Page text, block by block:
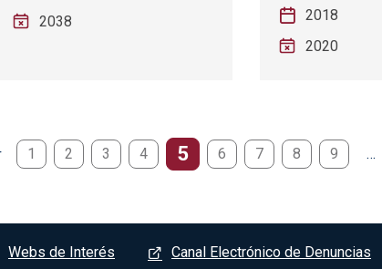
2038
2018
2020
1 2 3 4 5 6 7 8 9 …
Webs de Interés Canal Electrónico de Denuncias